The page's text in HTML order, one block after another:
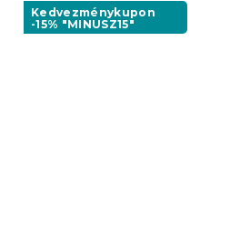
Kedvezménykupon
-15% "MINUSZ15"